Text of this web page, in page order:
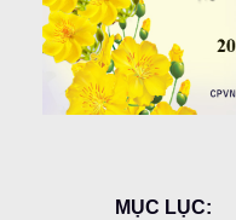
MỤC LỤC: